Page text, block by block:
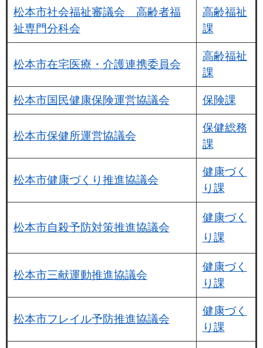
松本市社会福祉審議会 高齢者福
祉専門分科会
高齢福祉
課
松本市在宅医療・介護連携委員会
高齢福祉
課
松本市国民健康保険運営協議会 保険課
松本市保健所運営協議会
保健総務
課
松本市健康づくり推進協議会
健康づく
り課
松本市自殺予防対策推進協議会
健康づく
り課
松本市三献運動推進協議会
健康づく
り課
松本市フレイル予防推進協議会
健康づく
り課